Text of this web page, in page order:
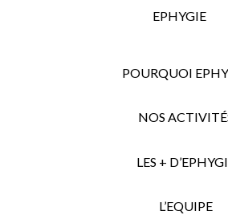
EPHYGIE
POURQUOI
NOS
LES +
L’EQUIPE